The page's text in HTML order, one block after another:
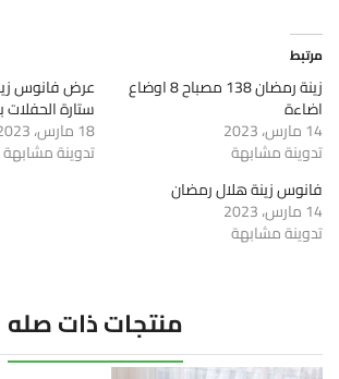
مرتبط
زينة رمضان 138 مصباح 8 اوضاع
اضاءة
14 مارس، 2023
تدوينة مشابهة
عرض فانوس
ستارة الحفلات
18 مارس، 2023
تدوينة مشابهة
فانوس زينة هلال رمضان
14 مارس، 2023
تدوينة مشابهة
منتجات ذات صله